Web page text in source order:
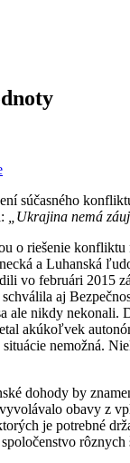
súčasného
„Ukrajina nemá
o riešenie
a Luhanská
vo februári 2015
aj
ale nikdy nekonali.
akúkoľvek
nemožná.
dohody by
obavy z
je potrebné